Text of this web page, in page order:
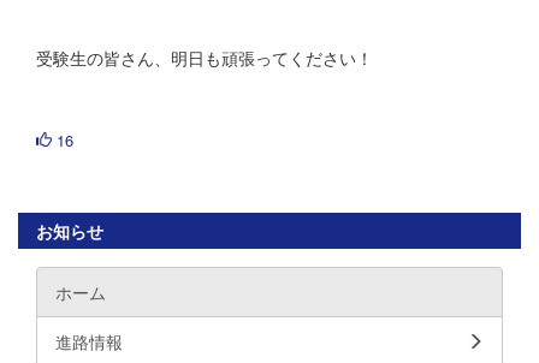
受験生の皆さん、明日も頑張ってください！
16
お知らせ
ホーム
進路情報